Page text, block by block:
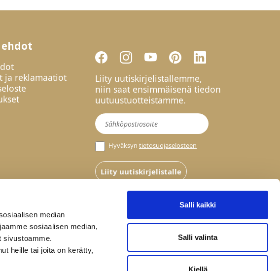
median
sosiaalisen median,
sivustoamme.
heille tai joita on kerätty,
Salli kaikki
Salli valinta
Kiellä
ja reklamaatiot
Liity uutiskirjelistallemme,
niin saat ensimmäisenä tiedon
uutuustuotteistamme.
Uutiskirje
Hyväksyn tietosuojaselosteen
Liity uutiskirjelistalle